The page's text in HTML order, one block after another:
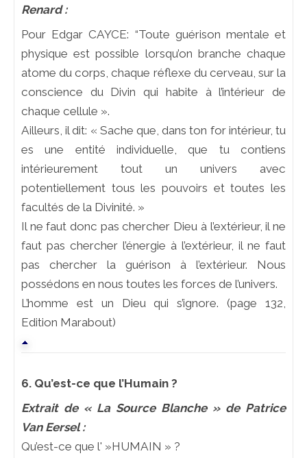
Renard :
Pour Edgar CAYCE: “Toute guérison mentale et
physique est possible lorsqu’on branche chaque
atome du corps, chaque réflexe du cerveau, sur la
conscience du Divin qui habite à l’intérieur de
chaque cellule ».
Ailleurs, il dit: « Sache que, dans ton for intérieur, tu
es une entité individuelle, que tu contiens
intérieurement tout un univers avec
potentiellement tous les pouvoirs et toutes les
facultés de la Divinité. »
Il ne faut donc pas chercher Dieu à l’extérieur, il ne
faut pas chercher l’énergie à l’extérieur, il ne faut
pas chercher la guérison à l’extérieur. Nous
possédons en nous toutes les forces de l’univers.
L’homme est un Dieu qui s’ignore. (page 132,
Edition Marabout)
6. Qu’est-ce que l’Humain ?
Extrait de « La Source Blanche » de Patrice
Van Eersel :
Qu’est-ce que l' »HUMAIN » ?